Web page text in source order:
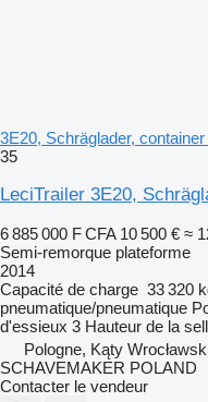
3E20, Schräglader,
35
LeciTrailer 3E20,
6 885 000 F CFA 10 500 € ≈
Semi-remorque plateforme
2014
Capacité de charge 33 320
pneumatique/pneumatique
d'essieux 3 Hauteur de la
Pologne, Kąty
SCHAVEMAKER POLAND
Contacter le vendeur